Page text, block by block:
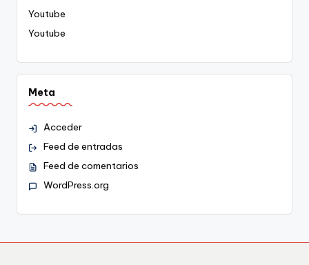
Youtube
Youtube
Meta
Acceder
Feed de entradas
Feed de comentarios
WordPress.org